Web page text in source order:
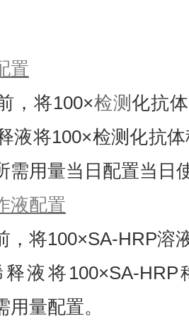
置
，将100×检测化抗
液将100×检测化抗
需用量当日配置当日
液配置
，将100×SA-HRP溶
液将100×SA-HRP
量配置。